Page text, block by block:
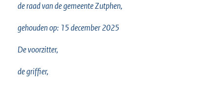
de raad van de gemeente Zutphen,
gehouden op: 15 december 2025
De voorzitter,
de griffier,